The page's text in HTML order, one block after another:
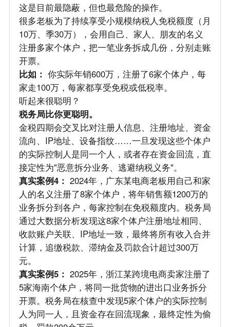
这是目前最隐蔽，但也最危险的操作。
很多老板为了持续享受小规模纳税人免税额度（月
10万、季30万），会用自己、家人、朋友的名义
注册多家个体户，把一笔业务拆成几份，分别走账
开票。
比如： 你实际年销600万，注册了6家个体户，每
家走100万，每家都享受免税或低税率。
听起来很聪明？
税务局比你更聪明。
金税四期会交叉比对注册人信息、注册地址、资金
流向、IP地址、设备指纹……一旦发现这些个体户
的实际控制人是同一个人，或者存在资金回流，直
接定性为"恶意拆分业务、逃避纳税义务"。
真实案例4： 2024年，广东某电商老板用自己和家
人的名义注册了8家个体户，将年销售额1200万的
业务拆分到各户，每家控制在免税额度内。税务局
通过大数据分析发现这8家个体户注册地址相同、
收款账户关联、IP地址一致，最终将所有收入合并
计算，追缴税款、滞纳金及罚款合计超过300万
元。
真实案例5： 2025年，浙江某跨境电商卖家注册了
5家海南个体户，将同一批货物的进出口业务拆分
开票。税务局在核查中发现5家个体户的实际控制
人为同一人，且资金存在回流现象，最终定性为偷